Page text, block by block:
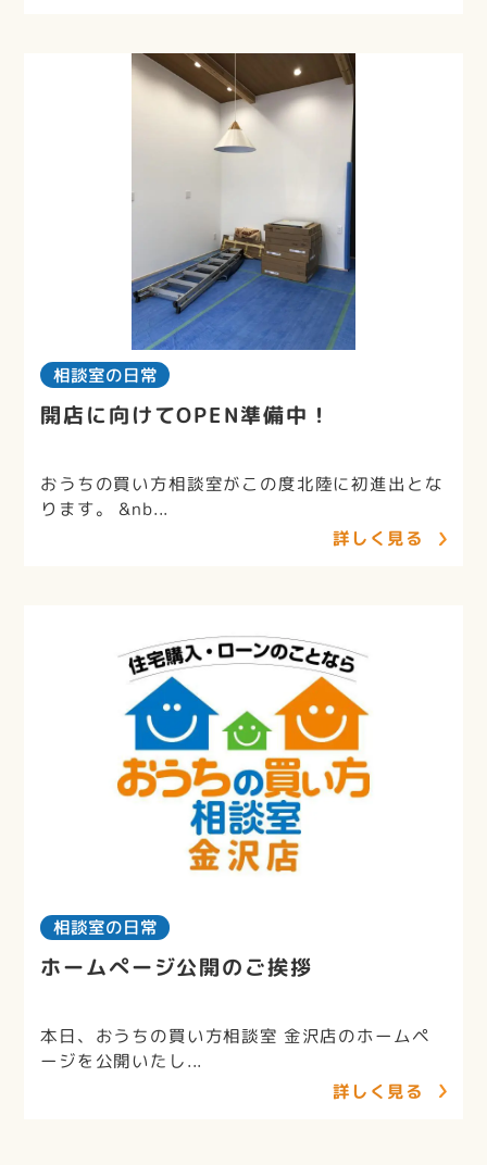
相談室の日常
開店に向けてOPEN準備中！
おうちの買い方相談室がこの度北陸に初進出とな
ります。 &nb...
詳しく見る
相談室の日常
ホームぺージ公開のご挨拶
本日、おうちの買い方相談室 金沢店のホームペ
ージを公開いたし...
詳しく見る